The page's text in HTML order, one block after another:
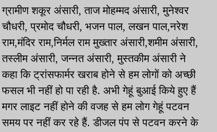
ग्रामीण शकूर अंसारी, ताज मोहम्मद अंसारी, मुनेश्वर
चौधरी, प्रमोद चौधरी, भजन पाल, लखन पाल,नरेश
राम,मंदिर राम,निर्मल राम मुख्तार अंसारी,शमीम अंसारी,
तस्लीम अंसारी, जन्नत अंसारी, मुस्तकीम अंसारी ने
कहा कि ट्रांसफार्मर खराब होने से हम लोगों को अच्छी
फसल भी नहीं हो पा रही है. अभी गेहूं बुआई किये हुए हैं
मगर लाइट नहीं होने की वजह से हम लोग गेहूं पटवन
समय पर नहीं कर रहे हैं. डीजल पंप से पटवन करने के